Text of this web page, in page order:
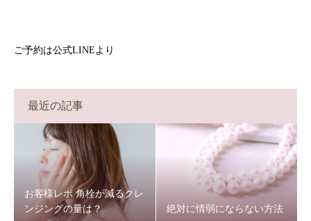
ご予約は公式LINEより
最近の記事
お客様レポ 角栓が減るクレ
ンジングの量は？
絶対に情弱にならない方法